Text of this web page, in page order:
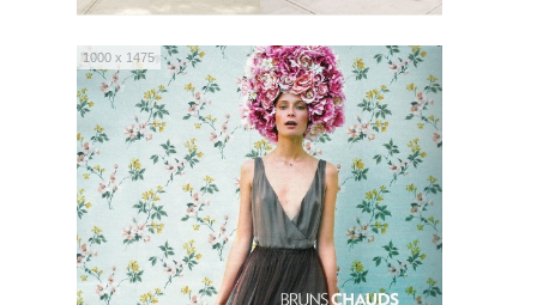
1000 x 1475